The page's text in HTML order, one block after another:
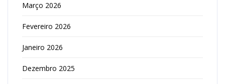
Março 2026
Fevereiro 2026
Janeiro 2026
Dezembro 2025